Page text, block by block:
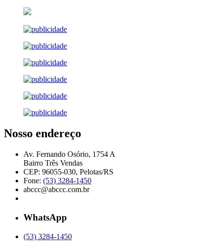
Nosso endereço
Av. Fernando Osório, 1754 A
Bairro Três Vendas
CEP: 96055-030, Pelotas/RS
Fone: (53) 3284-1450
abccc@abccc.com.br
WhatsApp
(53) 3284-1450